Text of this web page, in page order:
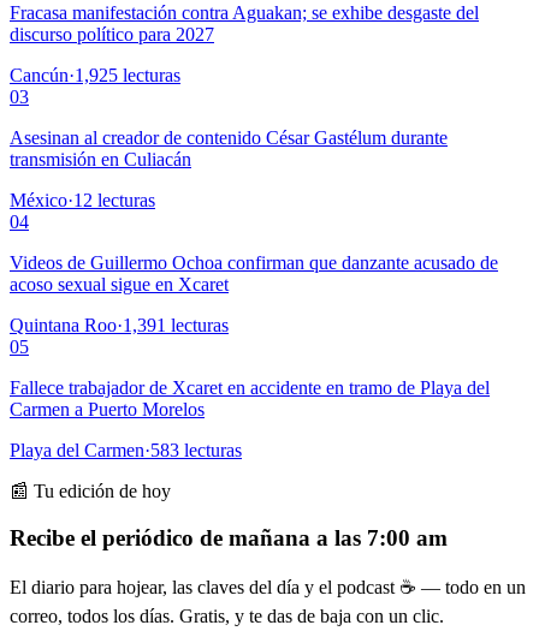
Fracasa manifestación contra Aguakan; se exhibe desgaste del
discurso político para 2027
Cancún·1,925 lecturas
03
Asesinan al creador de contenido César Gastélum durante
transmisión en Culiacán
México·12 lecturas
04
Videos de Guillermo Ochoa confirman que danzante acusado de
acoso sexual sigue en Xcaret
Quintana Roo·1,391 lecturas
05
Fallece trabajador de Xcaret en accidente en tramo de Playa del
Carmen a Puerto Morelos
Playa del Carmen·583 lecturas
📰 Tu edición de hoy
Recibe el periódico de mañana a las 7:00 am
El diario para hojear, las claves del día y el podcast ☕ — todo en un
correo, todos los días. Gratis, y te das de baja con un clic.